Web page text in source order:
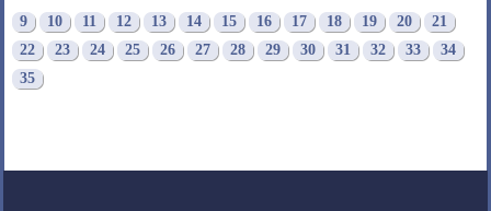
9 10 11 12 13 14 15 16 17 18 19 20
21
22
23 24 25 26 27 28 29 30 31 32 33
34
35